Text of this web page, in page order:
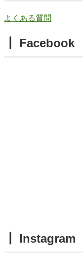
よくある質問
┃ Facebook
┃ Instagram